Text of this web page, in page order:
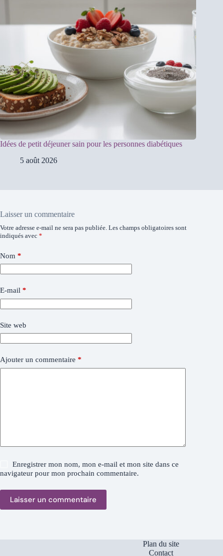
Idées de petit déjeuner sain pour les personnes diabétiques
5 août 2026
Laisser un commentaire
Votre adresse e-mail ne sera pas publiée. Les champs obligatoires sont
indiqués avec *
Nom *
E-mail *
Site web
Ajouter un commentaire *
Enregistrer mon nom, mon e-mail et mon site dans ce
navigateur pour mon prochain commentaire.
Laisser un commentaire
Plan du site
Contact